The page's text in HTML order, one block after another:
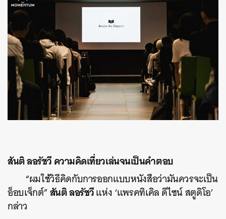
สันติ ลอรัชวี ความคิดเที่ยวเล่นจนเป็นคำตอบ
“ผมใช้วิธีคิดกับการออกแบบหนังสือว่ามันควรจะเป็น
อ็อบเจ็กต์”สันติ ลอรัชวีแห่ง ‘แพรคทิเคิล ดีไซน์ สตูดิโอ’
กล่าว